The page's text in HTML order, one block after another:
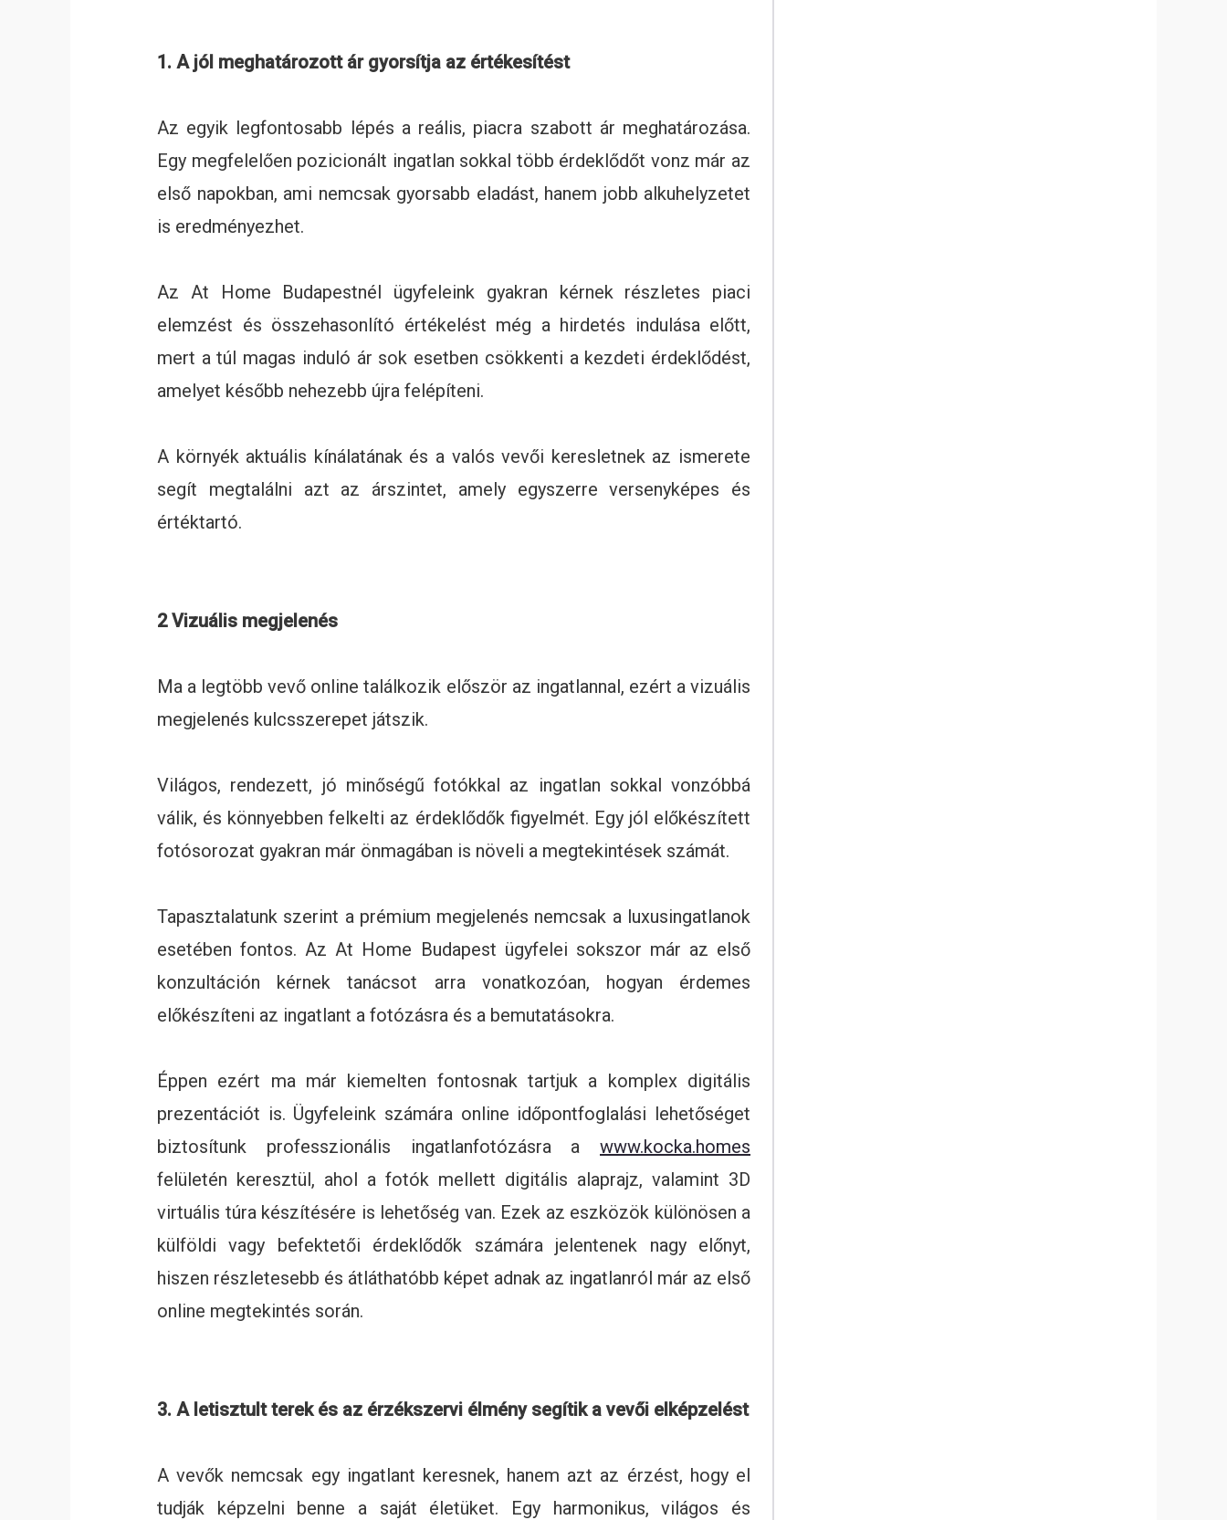
1. A jól meghatározott ár gyorsítja az értékesítést
Az egyik legfontosabb lépés a reális, piacra szabott ár meghatározása.
Egy megfelelően pozicionált ingatlan sokkal több érdeklődőt vonz már az
első napokban, ami nemcsak gyorsabb eladást, hanem jobb alkuhelyzetet
is eredményezhet.
Az At Home Budapestnél ügyfeleink gyakran kérnek részletes piaci
elemzést és összehasonlító értékelést még a hirdetés indulása előtt,
mert a túl magas induló ár sok esetben csökkenti a kezdeti érdeklődést,
amelyet később nehezebb újra felépíteni.
A környék aktuális kínálatának és a valós vevői keresletnek az ismerete
segít megtalálni azt az árszintet, amely egyszerre versenyképes és
értéktartó.
2 Vizuális megjelenés
Ma a legtöbb vevő online találkozik először az ingatlannal, ezért a vizuális
megjelenés kulcsszerepet játszik.
Világos, rendezett, jó minőségű fotókkal az ingatlan sokkal vonzóbbá
válik, és könnyebben felkelti az érdeklődők figyelmét. Egy jól előkészített
fotósorozat gyakran már önmagában is növeli a megtekintések számát.
Tapasztalatunk szerint a prémium megjelenés nemcsak a luxusingatlanok
esetében fontos. Az At Home Budapest ügyfelei sokszor már az első
konzultáción kérnek tanácsot arra vonatkozóan, hogyan érdemes
előkészíteni az ingatlant a fotózásra és a bemutatásokra.
Éppen ezért ma már kiemelten fontosnak tartjuk a komplex digitális
prezentációt is. Ügyfeleink számára online időpontfoglalási lehetőséget
biztosítunk professzionális ingatlanfotózásra a www.kocka.homes
felületén keresztül, ahol a fotók mellett digitális alaprajz, valamint 3D
virtuális túra készítésére is lehetőség van. Ezek az eszközök különösen a
külföldi vagy befektetői érdeklődők számára jelentenek nagy előnyt,
hiszen részletesebb és átláthatóbb képet adnak az ingatlanról már az első
online megtekintés során.
3. A letisztult terek és az érzékszervi élmény segítik a vevői elképzelést
A vevők nemcsak egy ingatlant keresnek, hanem azt az érzést, hogy el
tudják képzelni benne a saját életüket. Egy harmonikus, világos és